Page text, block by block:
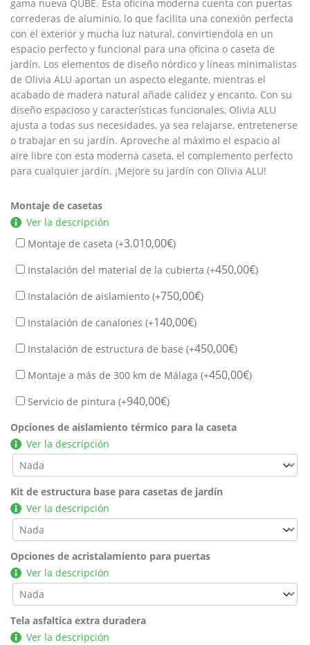
gama nueva QUBE. Esta oficina moderna cuenta con puertas
correderas de aluminio, lo que facilita una conexión perfecta
con el exterior y mucha luz natural, convirtiendola en un
espacio perfecto y funcional para una oficina o caseta de
jardín. Los elementos de diseño nórdico y líneas minimalistas
de Olivia ALU aportan un aspecto elegante, mientras el
acabado de madera natural añade calidez y encanto. Con su
diseño espacioso y características funcionales, Olivia ALU
ajusta a todas sus necesidades, ya sea relajarse, entretenerse
o trabajar en su jardín. Aproveche al máximo el espacio al
aire libre con esta moderna caseta, el complemento perfecto
para cualquier jardín. ¡Mejore su jardín con Olivia ALU!
Montaje de casetas
Ver la descripción
Montaje de caseta (+3.010,00€)
Instalación del material de la cubierta (+450,00€)
Instalación de aislamiento (+750,00€)
Instalación de canalones (+140,00€)
Instalación de estructura de base (+450,00€)
Montaje a más de 300 km de Málaga (+450,00€)
Servicio de pintura (+940,00€)
Opciones de aislamiento térmico para la caseta
Ver la descripción
Kit de estructura base para casetas de jardín
Ver la descripción
Opciones de acristalamiento para puertas
Ver la descripción
Tela asfaltica extra duradera
Ver la descripción